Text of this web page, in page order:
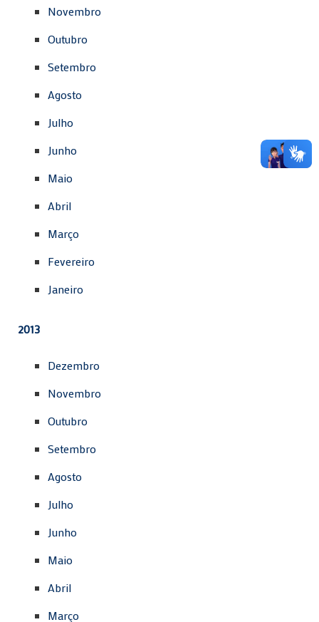
Novembro
Outubro
Setembro
Agosto
Julho
Junho
Maio
Abril
Março
Fevereiro
Janeiro
2013
Dezembro
Novembro
Outubro
Setembro
Agosto
Julho
Junho
Maio
Abril
Março